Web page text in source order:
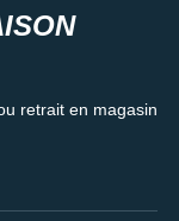
en magasin